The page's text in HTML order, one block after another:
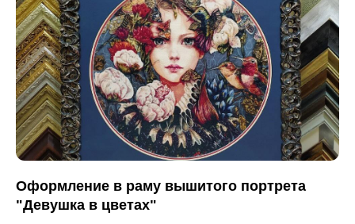
Оформление в раму вышитого портрета
"Девушка в цветах"